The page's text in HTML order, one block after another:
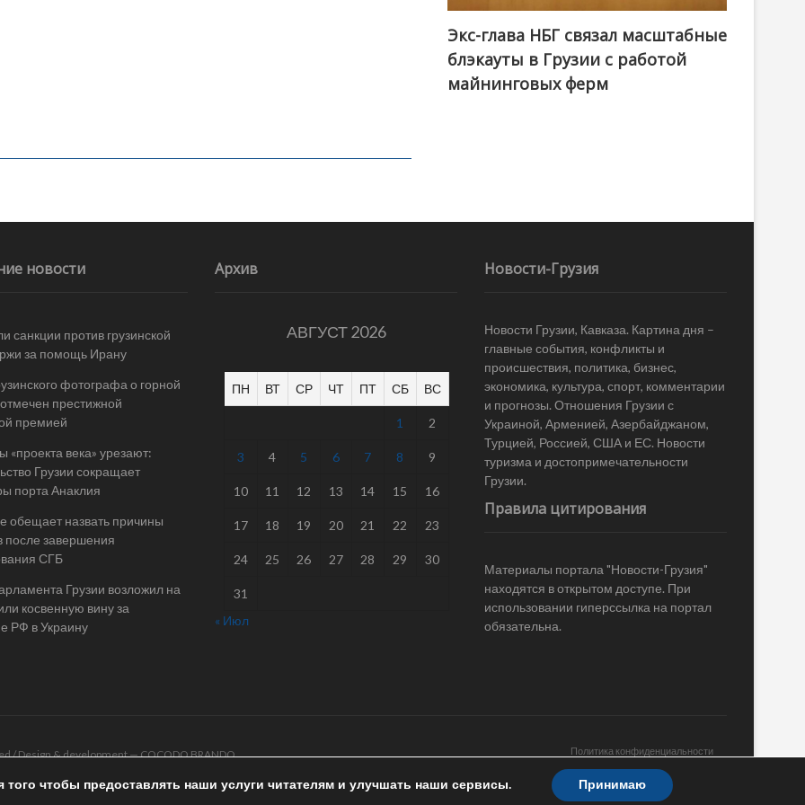
Экс-глава НБГ связал масштабные
блэкауты в Грузии с работой
майнинговых ферм
новости
санкции против грузинской
за помощь Ирану
фотографа о горной
престижной
премией
«проекта века» урезают:
Грузии сокращает
порта Анаклия
обещает назвать причины
после завершения
СГБ
Грузии возложил на
косвенную вину за
РФ в Украину
Архив
АВГУСТ 2026
ПН ВТ СР ЧТ ПТ СБ ВС
1 2
3 4 5 6 7 8 9
10 11 12 13 14 15 16
17 18 19 20 21 22 23
24 25 26 27 28 29 30
31
« Июл
Новости-Грузия
Новости Грузии, Кавказа. Картина дня –
главные события, конфликты и
происшествия, политика, бизнес,
экономика, культура, спорт, комментарии
и прогнозы. Отношения Грузии с
Украиной, Арменией, Азербайджаном,
Турцией, Россией, США и ЕС. Новости
туризма и достопримечательности
Грузии.
Правила цитирования
Материалы портала "Новости-Грузия"
находятся в открытом доступе. При
использовании гиперссылка на портал
обязательна.
Политика конфиденциальности
/ Design & development —COCODO BRANDO
чтобы предоставлять наши услуги читателям и улучшать наши сервисы. Принимаю